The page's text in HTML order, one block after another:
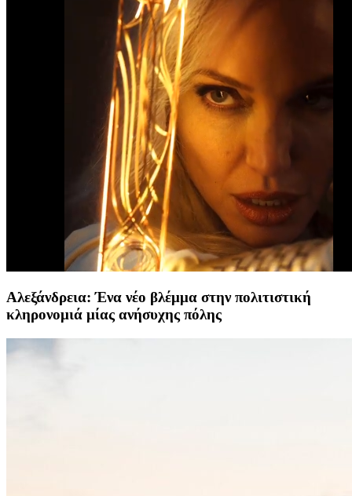
Αλεξάνδρεια: Ένα νέο βλέμμα στην πολιτιστική
κληρονομιά μίας ανήσυχης πόλης